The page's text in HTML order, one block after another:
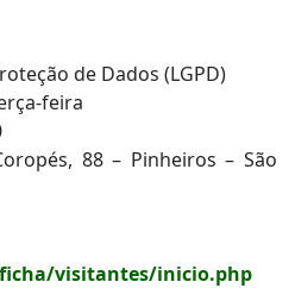
de Dados (LGPD)
feira
88 – Pinheiros – São
visitantes/inicio.php